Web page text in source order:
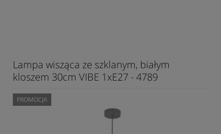
Lampa wisząca ze szklanym, białym
kloszem 30cm VIBE 1xE27 - 4789
PROMOCJA